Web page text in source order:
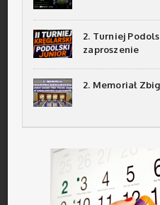
2. Turniej
zaproszenie
2. Memoriał